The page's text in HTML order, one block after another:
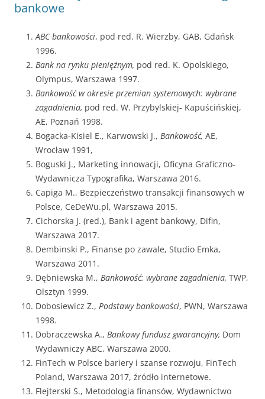
bankowe
ABC bankowości, pod red. R. Wierzby, GAB, Gdańsk
1996.
Bank na rynku pieniężnym, pod red. K. Opolskiego,
Olympus, Warszawa 1997.
Bankowość w okresie przemian systemowych: wybrane
zagadnienia, pod red. W. Przybylskiej- Kapuścińskiej,
AE, Poznań 1998.
Bogacka-Kisiel E., Karwowski J., Bankowość, AE,
Wrocław 1991,
Boguski J., Marketing innowacji, Oficyna Graficzno-
Wydawnicza Typografika, Warszawa 2016.
Capiga M., Bezpieczeństwo transakcji finansowych w
Polsce, CeDeWu.pl, Warszawa 2015.
Cichorska J. (red.), Bank i agent bankowy, Difin,
Warszawa 2017.
Dembinski P., Finanse po zawale, Studio Emka,
Warszawa 2011.
Dębniewska M., Bankowość: wybrane zagadnienia, TWP,
Olsztyn 1999.
Dobosiewicz Z., Podstawy bankowości, PWN, Warszawa
1998.
Dobraczewska A., Bankowy fundusz gwarancyjny, Dom
Wydawniczy ABC, Warszawa 2000.
FinTech w Polsce bariery i szanse rozwoju, FinTech
Poland, Warszawa 2017, źródło internetowe.
Flejterski S., Metodologia finansów, Wydawnictwo